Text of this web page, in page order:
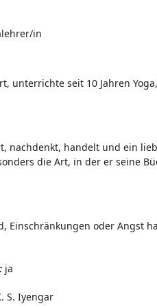
in
unterrichte seit 10 Jahren
nachdenkt, handelt und ein
die Art, in der er seine
oder Angst
ja
S. Iyengar